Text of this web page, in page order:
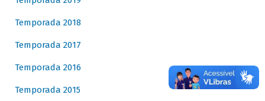
Temporada 2018
Temporada 2017
Temporada 2016
Temporada 2015